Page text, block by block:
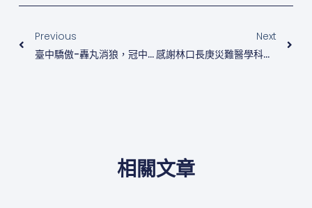
Previous
臺中驕傲-轟丸消狼，冠中冠
Next
感謝林口長庚災難醫學科主任Huang Chien Hsiung
相關文章